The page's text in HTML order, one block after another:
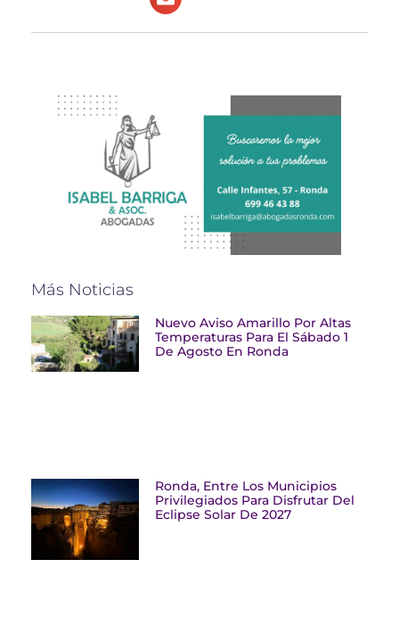
Más Noticias
Nuevo Aviso Amarillo Por Altas
Temperaturas Para El Sábado 1
De Agosto En Ronda
Ronda, Entre Los Municipios
Privilegiados Para Disfrutar Del
Eclipse Solar De 2027